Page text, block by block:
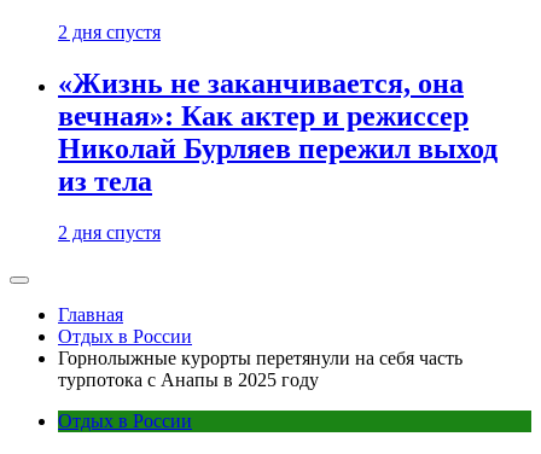
2 дня спустя
«Жизнь не заканчивается, она
вечная»: Как актер и режиссер
Николай Бурляев пережил выход
из тела
2 дня спустя
Главная
Отдых в России
Горнолыжные курорты перетянули на себя часть
турпотока с Анапы в 2025 году
Отдых в России